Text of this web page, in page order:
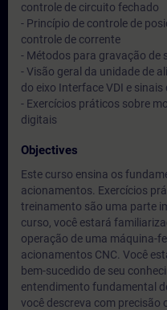
controle de circuito fechado
- Princípio de controle de
controle de corrente
- Métodos para gravação de
- Visão geral da unidade de
do eixo Interface VDI e
- Exercícios práticos sobre
digitais
Objectives
Este curso ensina os
acionamentos. Exercícios
treinamento são uma parte
curso, você estará
operação de uma máquina-
acionamentos CNC. Você
bem-sucedido de seu
entendimento fundamental
você descreva com precisão